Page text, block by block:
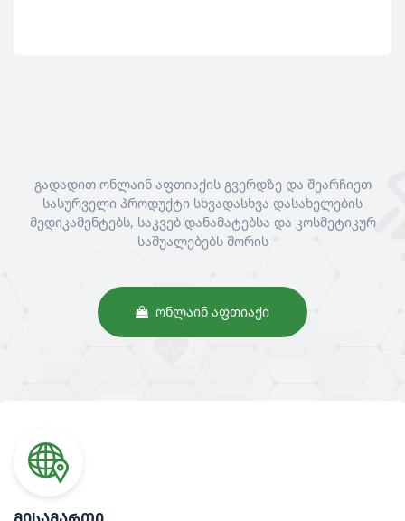
გადადით ონლაინ აფთიაქის გვერდზე და შეარჩიეთ
სასურველი პროდუქტი სხვადასხვა დასახელების
მედიკამენტებს, საკვებ დანამატებსა და კოსმეტიკურ
საშუალებებს შორის
ᲝᲜᲚᲐᲘᲜ ᲐᲤᲗᲘᲐᲥᲘ